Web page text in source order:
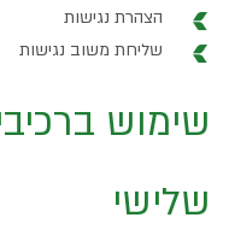
הצהרת נגישות
שליחת משוב נגישות
שימוש
שלישי